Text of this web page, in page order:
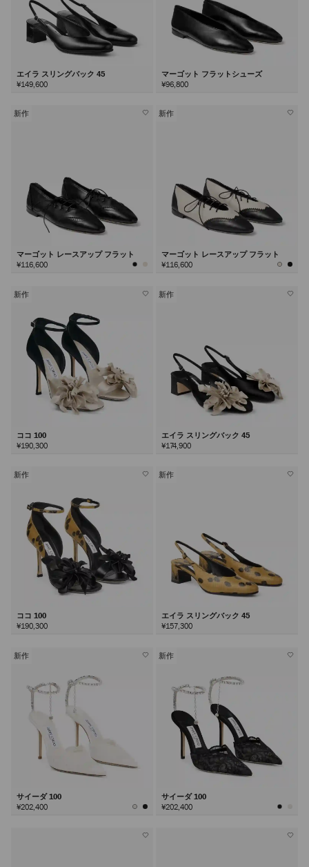
エイラ スリングバック 45
¥149,600
マーゴット フラットシューズ
¥96,800
新作
マーゴット レースアップ フラット
¥116,600
新作
マーゴット レースアップ フラット
¥116,600
新作
ココ 100
¥190,300
新作
エイラ スリングバック 45
¥174,900
新作
ココ 100
¥190,300
新作
エイラ スリングバック 45
¥157,300
新作
サイーダ 100
¥202,400
新作
サイーダ 100
¥202,400